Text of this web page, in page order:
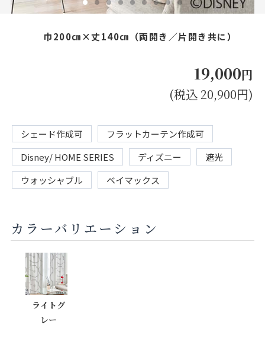
巾200㎝×丈140㎝（両開き／片開き共に）
19,000円
(税込 20,900円)
シェード作成可
フラットカーテン作成可
Disney/ HOME SERIES
ディズニー
遮光
ウォッシャブル
ベイマックス
カラーバリエーション
ライトグ
レー